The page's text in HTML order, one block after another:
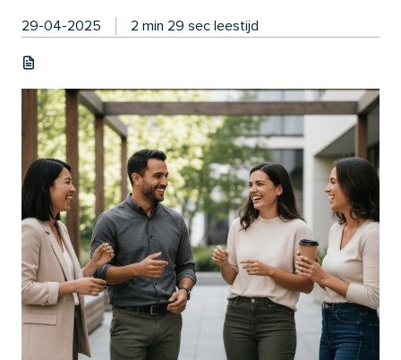
29-04-2025 2 min 29 sec leestijd